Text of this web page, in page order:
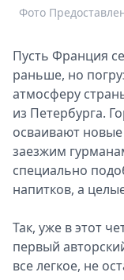
Metro
Фото
Пусть Франция
раньше, но
атмосферу
из Петербурга.
осваивают
заезжим
специально
напитков, а
Так, уже в этот
первый
все легкое, не